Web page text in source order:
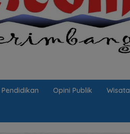
Pendidikan Opini Publik Wisata